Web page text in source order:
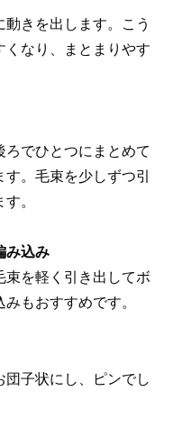
きを出します。こう
くなり、まとまりやす
でひとつにまとめて
。毛束を少しずつ引
。
み込み
束を軽く引き出してボ
もおすすめです。
子状にし、ピンでし